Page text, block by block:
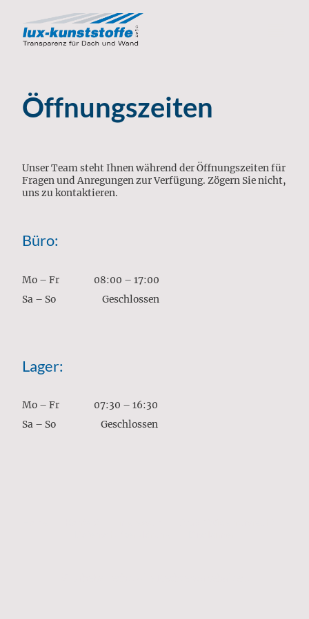
Öffnungszeiten
Unser Team steht Ihnen während der Öffnungszeiten für
Fragen und Anregungen zur Verfügung. Zögern Sie nicht,
uns zu kontaktieren.
Büro:
Mo – Fr 08:00 – 17:00
Sa – So Geschlossen
Lager:
Mo – Fr 07:30 – 16:30
Sa – So Geschlossen